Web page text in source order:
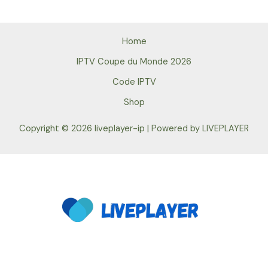
Home
IPTV Coupe du Monde 2026
Code IPTV
Shop
Copyright © 2026 liveplayer-ip | Powered by LIVEPLAYER